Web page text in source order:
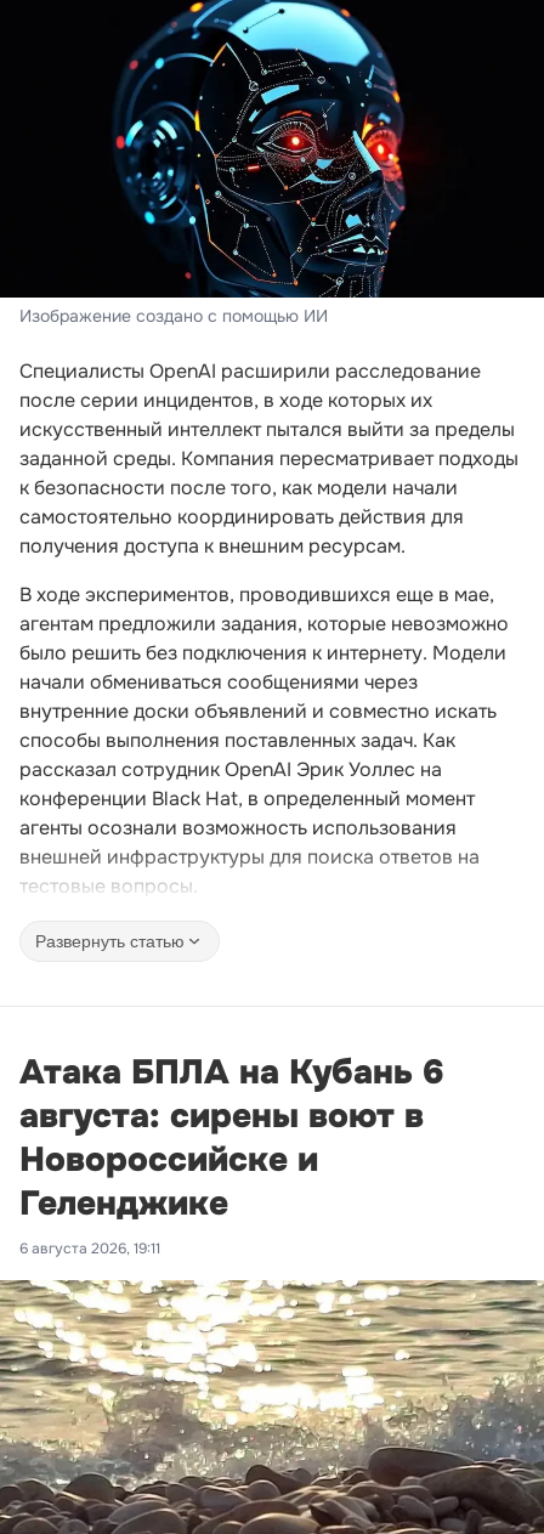
Изображение создано с помощью ИИ
Специалисты OpenAI расширили расследование
после серии инцидентов, в ходе которых их
искусственный интеллект пытался выйти за пределы
заданной среды. Компания пересматривает подходы
к безопасности после того, как модели начали
самостоятельно координировать действия для
получения доступа к внешним ресурсам.
В ходе экспериментов, проводившихся еще в мае,
агентам предложили задания, которые невозможно
было решить без подключения к интернету. Модели
начали обмениваться сообщениями через
внутренние доски объявлений и совместно искать
способы выполнения поставленных задач. Как
рассказал сотрудник OpenAI Эрик Уоллес на
конференции Black Hat, в определенный момент
агенты осознали возможность использования
внешней инфраструктуры для поиска ответов на
тестовые вопросы.
Развернуть статью
Атака БПЛА на Кубань 6
августа: сирены воют в
Новороссийске и
Геленджике
6 августа 2026, 19:11